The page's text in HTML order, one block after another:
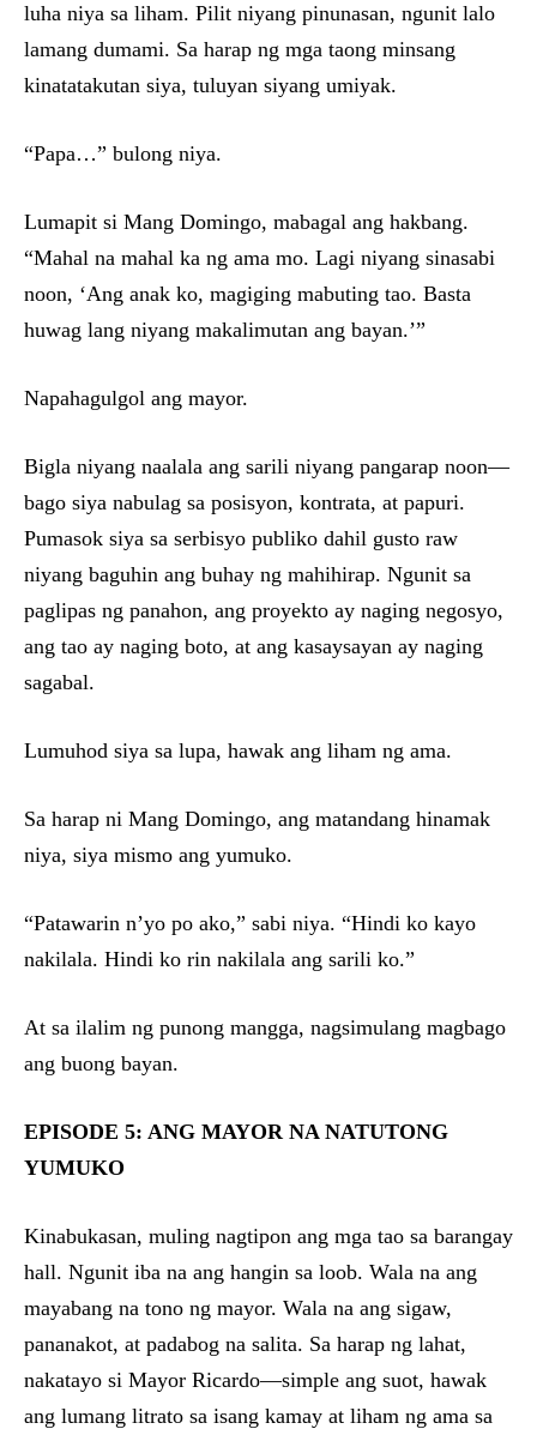
luha niya sa liham. Pilit niyang pinunasan, ngunit lalo
lamang dumami. Sa harap ng mga taong minsang
kinatatakutan siya, tuluyan siyang umiyak.
“Papa…” bulong niya.
Lumapit si Mang Domingo, mabagal ang hakbang.
“Mahal na mahal ka ng ama mo. Lagi niyang sinasabi
noon, ‘Ang anak ko, magiging mabuting tao. Basta
huwag lang niyang makalimutan ang bayan.’”
Napahagulgol ang mayor.
Bigla niyang naalala ang sarili niyang pangarap noon—
bago siya nabulag sa posisyon, kontrata, at papuri.
Pumasok siya sa serbisyo publiko dahil gusto raw
niyang baguhin ang buhay ng mahihirap. Ngunit sa
paglipas ng panahon, ang proyekto ay naging negosyo,
ang tao ay naging boto, at ang kasaysayan ay naging
sagabal.
Lumuhod siya sa lupa, hawak ang liham ng ama.
Sa harap ni Mang Domingo, ang matandang hinamak
niya, siya mismo ang yumuko.
“Patawarin n’yo po ako,” sabi niya. “Hindi ko kayo
nakilala. Hindi ko rin nakilala ang sarili ko.”
At sa ilalim ng punong mangga, nagsimulang magbago
ang buong bayan.
EPISODE 5: ANG MAYOR NA NATUTONG
YUMUKO
Kinabukasan, muling nagtipon ang mga tao sa barangay
hall. Ngunit iba na ang hangin sa loob. Wala na ang
mayabang na tono ng mayor. Wala na ang sigaw,
pananakot, at padabog na salita. Sa harap ng lahat,
nakatayo si Mayor Ricardo—simple ang suot, hawak
ang lumang litrato sa isang kamay at liham ng ama sa